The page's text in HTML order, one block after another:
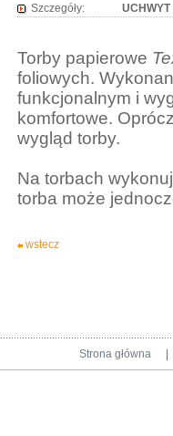
Szczegóły:
Torby papierowe
foliowych.
funkcjonalnym i
komfortowe.
wygląd torby.
Na torbach
torba może
wstecz
Strona główna